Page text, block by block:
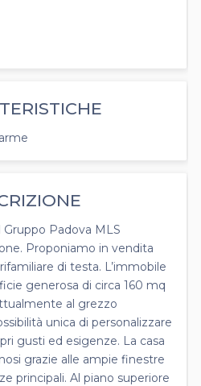
Padova MLS
Proponiamo in vendita
di testa. L’immobile
generosa di circa 160 mq
al grezzo
unica di personalizzare
gusti ed esigenze. La casa
grazie alle ampie finestre
principali. Al piano superiore